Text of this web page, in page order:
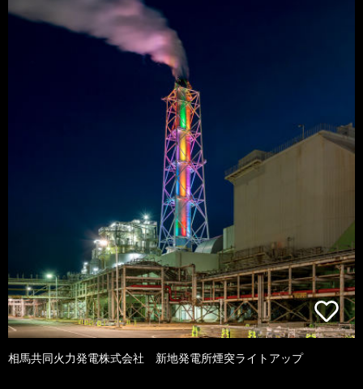
相馬共同火力発電株式会社 新地発電所煙突ライトアップ